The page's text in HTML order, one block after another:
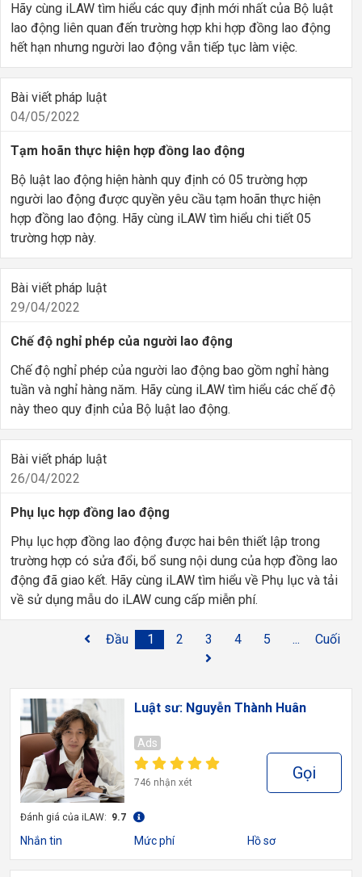
Hãy cùng iLAW tìm hiểu các quy định mới nhất của Bộ luật
lao động liên quan đến trường hợp khi hợp đồng lao động
hết hạn nhưng người lao động vẫn tiếp tục làm việc.
Bài viết pháp luật
04/05/2022
Tạm hoãn thực hiện hợp đồng lao động
Bộ luật lao động hiện hành quy định có 05 trường hợp
người lao động được quyền yêu cầu tạm hoãn thực hiện
hợp đồng lao động. Hãy cùng iLAW tìm hiểu chi tiết 05
trường hợp này.
Bài viết pháp luật
29/04/2022
Chế độ nghỉ phép của người lao động
Chế độ nghỉ phép của người lao động bao gồm nghỉ hàng
tuần và nghỉ hàng năm. Hãy cùng iLAW tìm hiểu các chế độ
này theo quy định của Bộ luật lao động.
Bài viết pháp luật
26/04/2022
Phụ lục hợp đồng lao động
Phụ lục hợp đồng lao động được hai bên thiết lập trong
trường hợp có sửa đổi, bổ sung nội dung của hợp đồng lao
động đã giao kết. Hãy cùng iLAW tìm hiểu về Phụ lục và tải
về sử dụng mẫu do iLAW cung cấp miễn phí.
Đầu 1 2 3 4 5 ... Cuối
Luật sư: Nguyễn Thành Huân
Ads
746 nhận xét Gọi
Đánh giá của iLAW: 9.7
Nhắn tin Mức phí Hồ sơ